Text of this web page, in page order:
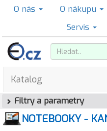
O nás O nákupu
Servis
Katalog
Filtry a parametry
NOTEBOOKY -